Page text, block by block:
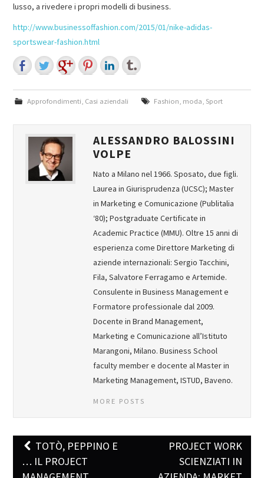
lusso, a rivedere i propri modelli di business.
http://www.businessoffashion.com/2015/01/nike-adidas-
sportswear-fashion.html
Approfondimenti Casi aziendali Fashion moda Sport
ALESSANDRO BALOSSINI
VOLPE
Nato a Milano nel 1966. Sposato, due figli.
Laurea in Giurisprudenza (UCSC); Master
in Marketing e Comunicazione (Publitalia
‘80); Postgraduate Certificate in
Academic Practice (MMU). Oltre 15 anni di
esperienza come Direttore Marketing di
aziende internazionali: Sergio Tacchini,
Fila, Salvatore Ferragamo e Artemide.
Consulente in Business Management e
Formatore professionale dal 2009.
Docente in Brand Management,
Marketing e Comunicazione all’Istituto
Marangoni, Milano. Business School
faculty member e docente al Master in
Marketing Management, ISTUD, Baveno.
MORE POSTS
Post navigation
TOTÒ, PEPPINO E
… IL PROJECT
PROJECT WORK
SCIENZIATI IN